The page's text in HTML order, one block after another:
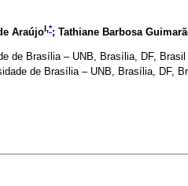
AraújoI,*; Tathiane Barbosa
de Brasília – UNB, Brasília, DF, Brasil
de Brasília – UNB, Brasília, DF,